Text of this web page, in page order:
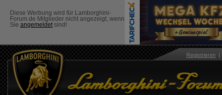
Diese Werbung wird für Lamborghini-
Forum.de Mitglieder nicht angezeigt, wenn
Sie angemeldet sind!
Registrieren